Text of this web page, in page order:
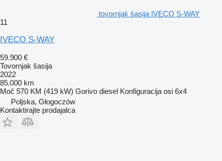
tovornjak šasija IVECO S-WAY
11
IVECO S-WAY
59.900 €
Tovornjak šasija
2022
85.000 km
Moč 570 KM (419 kW) Gorivo diesel Konfiguracija osi 6x4
Poljska, Głogoczów
Kontaktirajte prodajalca